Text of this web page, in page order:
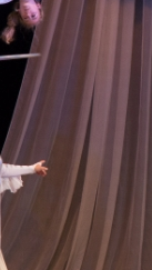
Новости
ГКЦ